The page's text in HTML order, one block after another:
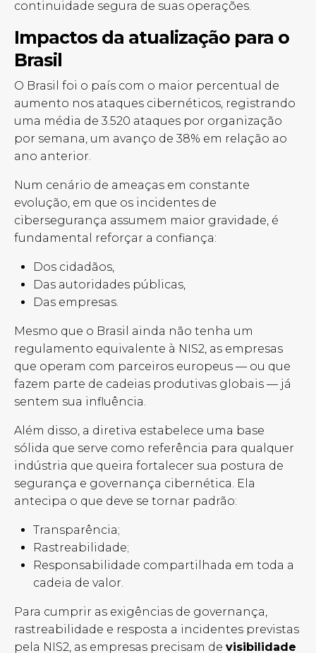
continuidade segura de suas operações.
Impactos da atualização para o
Brasil
O Brasil foi o país com o maior percentual de
aumento nos ataques cibernéticos, registrando
uma média de 3.520 ataques por organização
por semana, um avanço de 38% em relação ao
ano anterior.
Num cenário de ameaças em constante
evolução, em que os incidentes de
cibersegurança assumem maior gravidade, é
fundamental reforçar a confiança:
Dos cidadãos,
Das autoridades públicas,
Das empresas.
Mesmo que o Brasil ainda não tenha um
regulamento equivalente à NIS2, as empresas
que operam com parceiros europeus — ou que
fazem parte de cadeias produtivas globais — já
sentem sua influência.
Além disso, a diretiva estabelece uma base
sólida que serve como referência para qualquer
indústria que queira fortalecer sua postura de
segurança e governança cibernética. Ela
antecipa o que deve se tornar padrão:
Transparência;
Rastreabilidade;
Responsabilidade compartilhada em toda a
cadeia de valor.
Para cumprir as exigências de governança,
rastreabilidade e resposta a incidentes previstas
pela NIS2, as empresas precisam de visibilidade